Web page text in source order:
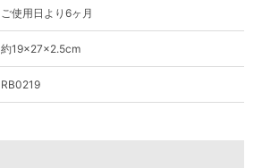
ご使用日より6ヶ月
約19×27×2.5cm
RB0219